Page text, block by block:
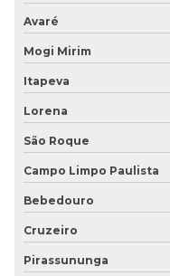
Piso tátil direcional
Piso tátil emborrachado
Piso tátil inox
Piso tátil ladrilho
Piso tátil em pvc
Piso tátil pvc
Avaré
Mogi Mirim
Itapeva
Lorena
São Roque
Campo Limpo Paulista
Bebedouro
Cruzeiro
Pirassununga